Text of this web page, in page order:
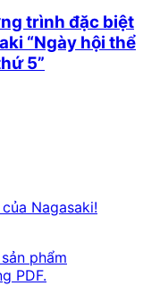
trình đặc biệt
“Ngày hội thể
5”
Nagasaki!
phẩm
PDF.